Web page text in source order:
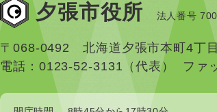
夕張市役所 法人番号
〒068-0492 北海道夕張市本町4丁
電話：0123-52-3131（代表）
ファ